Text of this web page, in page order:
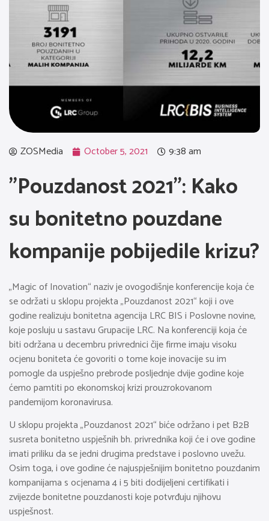
ZOSMedia October 5, 2021 9:38 am
”Pouzdanost 2021”: Kako
su bonitetno pouzdane
kompanije pobijedile krizu?
„Magic of Inovation“ naziv je ovogodišnje konferencije koja će
se održati u sklopu projekta „Pouzdanost 2021“ koji i ove
godine realizuju bonitetna agencija LRC BIS i Poslovne novine,
koje posluju u sastavu Grupacije LRC. Na konferenciji koja će
biti održana u decembru privrednici čije firme imaju visoku
ocjenu boniteta će govoriti o tome koje inovacije su im
pomogle da uspješno prebrode posljednje dvije godine koje
ćemo pamtiti po ekonomskoj krizi prouzrokovanom
pandemijom koronavirusa.
U sklopu projekta „Pouzdanost 2021“ biće održano i pet B2B
susreta bonitetno uspješnih bh. privrednika koji će i ove godine
imati priliku da se jedni drugima predstave i poslovno uvežu.
Osim toga, i ove godine će najuspješnijim bonitetno pouzdanim
kompanijama s ocjenama 4 i 5 biti dodijeljeni certifikati i
zvijezde bonitetne pouzdanosti koje potvrđuju njihovu
uspješnost.